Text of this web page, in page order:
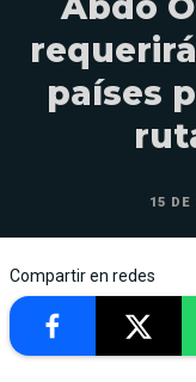
países
15 DE
Compartir en redes